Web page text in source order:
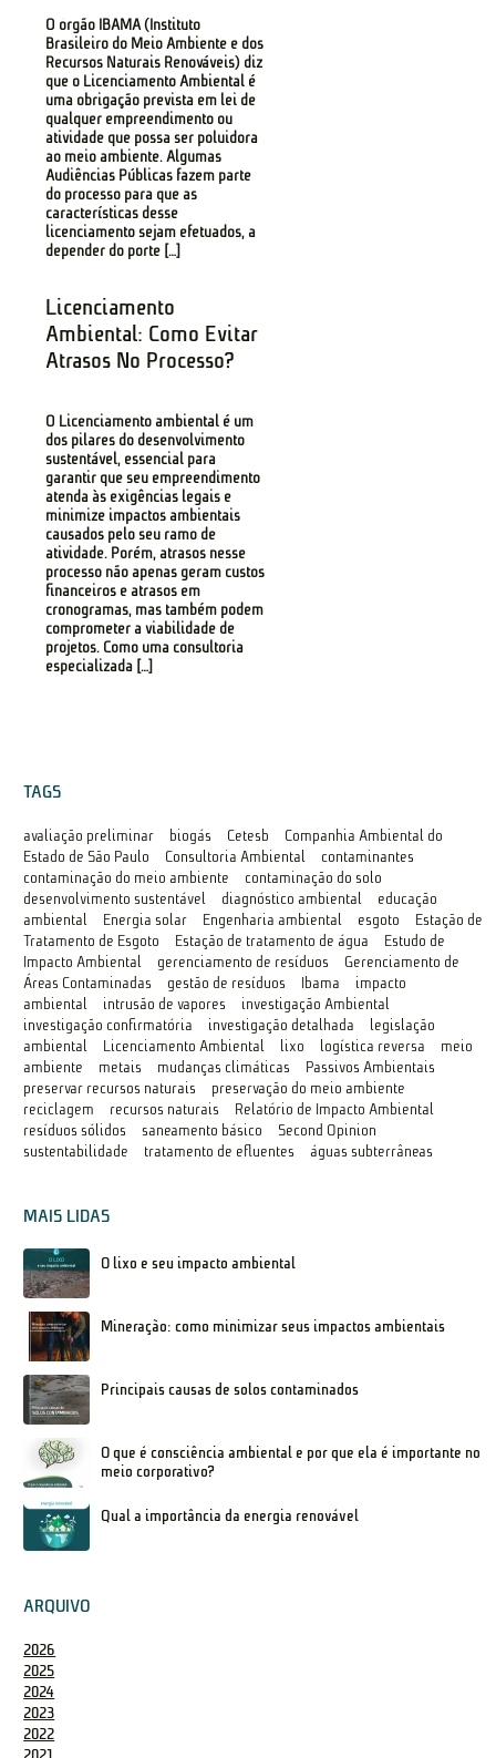
O órgão IBAMA (Instituto
Brasileiro do Meio Ambiente e dos
Recursos Naturais Renováveis) diz
que o Licenciamento Ambiental é
uma obrigação prevista em lei de
qualquer empreendimento ou
atividade que possa ser poluidora
ao meio ambiente. Algumas
Audiências Públicas fazem parte
do processo para que as
características desse
licenciamento sejam efetuados, a
depender do porte […]
Licenciamento
Ambiental: Como Evitar
Atrasos No Processo?
O Licenciamento ambiental é um
dos pilares do desenvolvimento
sustentável, essencial para
garantir que seu empreendimento
atenda às exigências legais e
minimize impactos ambientais
causados pelo seu ramo de
atividade. Porém, atrasos nesse
processo não apenas geram custos
financeiros e atrasos em
cronogramas, mas também podem
comprometer a viabilidade de
projetos. Como uma consultoria
especializada […]
TAGS
avaliação preliminar biogás Cetesb
Companhia Ambiental do
Estado de São Paulo
Consultoria Ambiental
contaminantes
contaminação do meio ambiente
contaminação do solo
desenvolvimento sustentável
diagnóstico ambiental
educação
ambiental
Energia solar Engenharia ambiental esgoto
Estação de
Tratamento de Esgoto
Estação de tratamento de água
Estudo de
Impacto Ambiental
gerenciamento de resíduos
Gerenciamento de
Áreas Contaminadas
gestão de resíduos Ibama
impacto
ambiental
intrusão de vapores
investigação Ambiental
investigação confirmatória
investigação detalhada
legislação
ambiental
Licenciamento Ambiental lixo logística reversa
meio
ambiente
metais mudanças climáticas
Passivos Ambientais
preservar recursos naturais
preservação do meio ambiente
reciclagem
recursos naturais
Relatório de Impacto Ambiental
resíduos sólidos
saneamento básico
Second Opinion
sustentabilidade
tratamento de efluentes águas subterrâneas
MAIS LIDAS
O lixo e seu impacto ambiental
Mineração: como minimizar seus impactos ambientais
Principais causas de solos contaminados
O que é consciência ambiental e por que ela é importante no
meio corporativo?
Qual a importância da energia renovável
ARQUIVO
2026
2025
2024
2023
2022